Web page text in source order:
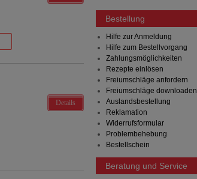
Details
Bestellung
Hilfe zur Anmeldung
Hilfe zum Bestellvorgang
Zahlungsmöglichkeiten
Rezepte einlösen
Freiumschläge anfordern
Freiumschläge downloaden
Auslandsbestellung
Reklamation
Widerrufsformular
Problembehebung
Bestellschein
Beratung und Service